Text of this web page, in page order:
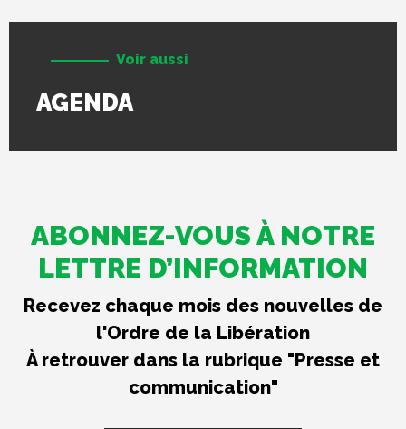
Voir aussi
AGENDA
ABONNEZ-VOUS À NOTRE
LETTRE D’INFORMATION
Recevez chaque mois des nouvelles de
l'Ordre de la Libération
À retrouver dans la rubrique "Presse et
communication"